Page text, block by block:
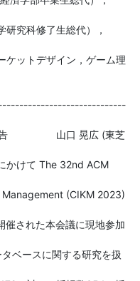
究科修了生総代），
ケットデザイン，ゲーム理
　　 　  山口 晃広 (東芝
かけて The 32nd ACM
(CIKM 2023)
された本会議に現地参加
ベースに関する研究を扱